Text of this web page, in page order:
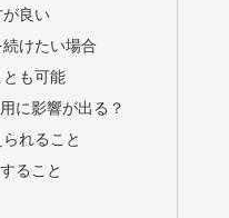
良い
けたい場合
も可能
に影響が出る？
れること
ること